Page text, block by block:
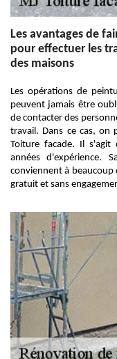
Les avantages de
pour effectuer les
des maisons
Les opérations de
peuvent jamais être
de contacter des
travail. Dans ce cas, on
Toiture facade. Il s'agit
années d'expérience.
conviennent à beaucoup
gratuit et sans